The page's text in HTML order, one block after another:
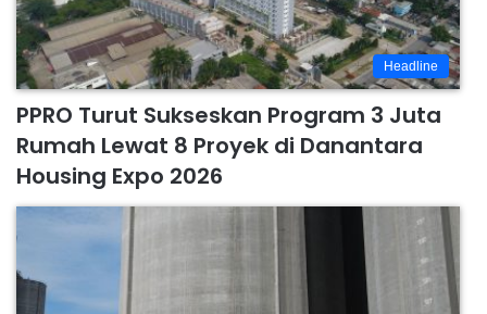
Headline
PPRO Turut Sukseskan Program 3 Juta
Rumah Lewat 8 Proyek di Danantara
Housing Expo 2026